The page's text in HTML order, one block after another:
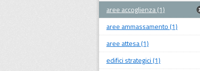
aree accoglienza (1)
aree ammassamento (1)
aree attesa (1)
edifici strategici (1)